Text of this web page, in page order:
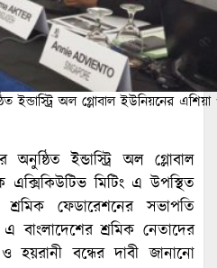
ইন্ডাস্ট্রি অল গ্লোবাল ইউনিয়নের
অনুষ্ঠিত ইন্ডাস্ট্রি অল গ্লোবাল
এক্সিকিউটিভ মিটিং এ উপস্থিত
শ্রমিক ফেডারেশনের সভাপতি
বাংলাদেশের শ্রমিক নেতাদের
বন্ধের দাবী জানানো